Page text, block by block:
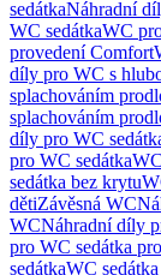
sedátkaNáhradní
WC sedátkaWC
provedení Comfort
díly pro WC s
splachováním
splachováním
díly pro WC
pro WC sedátka
sedátka bez krytu
dětiZávěsná WC
WCNáhradní díly
pro WC sedátka
sedátkaWC